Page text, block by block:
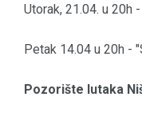
Utorak, 21.04. u 20h
Petak 14.04 u 20h -
Pozorište lutaka